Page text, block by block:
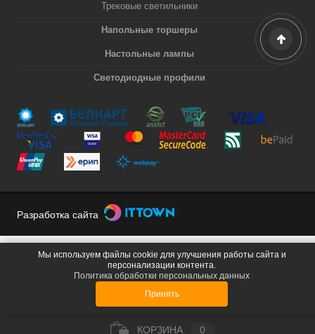
Трековые светильники
Напольные торшеры
Настольные лампы
Светодиодные профили
Разработка сайта
КОРЗИНА 0
Мы используем файлы cookie для улучшения работы сайта и
персонализации контента.
Политика обработки персональных данных
Принять